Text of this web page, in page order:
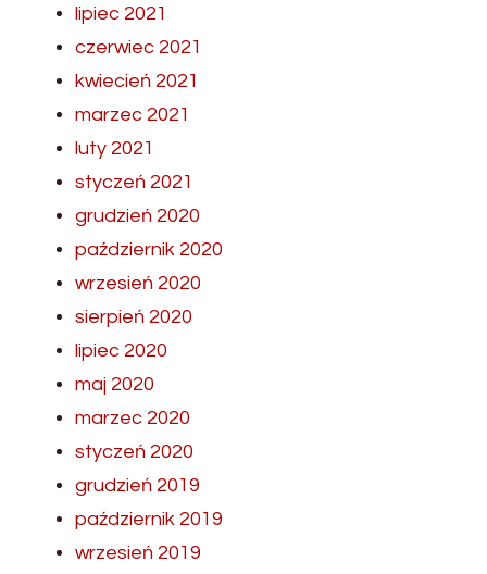
lipiec 2021
czerwiec 2021
kwiecień 2021
marzec 2021
luty 2021
styczeń 2021
grudzień 2020
październik 2020
wrzesień 2020
sierpień 2020
lipiec 2020
maj 2020
marzec 2020
styczeń 2020
grudzień 2019
październik 2019
wrzesień 2019